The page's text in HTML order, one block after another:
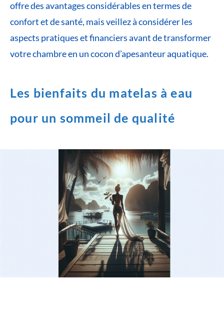
offre des avantages considérables en termes de
confort et de santé, mais veillez à considérer les
aspects pratiques et financiers avant de transformer
votre chambre en un cocon d’apesanteur aquatique.
Les bienfaits du matelas à eau
pour un sommeil de qualité